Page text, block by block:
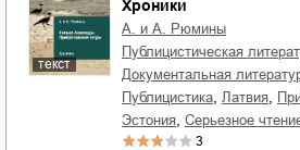
текст
Хроники
А. и А. Рюмины
публицистическая
документальная
публицистика Латвия
Эстония серьезное
3